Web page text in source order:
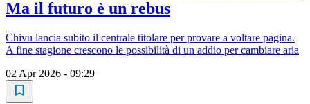
Ma il futuro è un rebus
Chivu lancia subito il centrale titolare per provare a voltare pagina.
A fine stagione crescono le possibilità di un addio per cambiare aria
02 Apr 2026 - 09:29